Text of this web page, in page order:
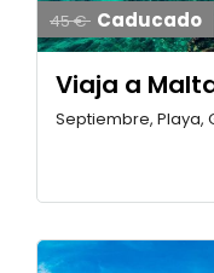
45 € Caducado
Viaja a
Septiembre, Playa,